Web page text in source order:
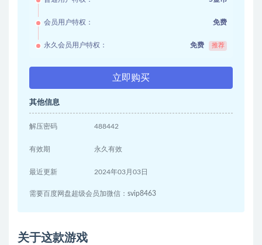
会员用户特权： 免费
永久会员用户特权： 免费 推荐
立即购买
其他信息
解压密码 488442
有效期 永久有效
最近更新 2024年03月03日
需要百度网盘超级会员加微信：svip8463
关于这款游戏